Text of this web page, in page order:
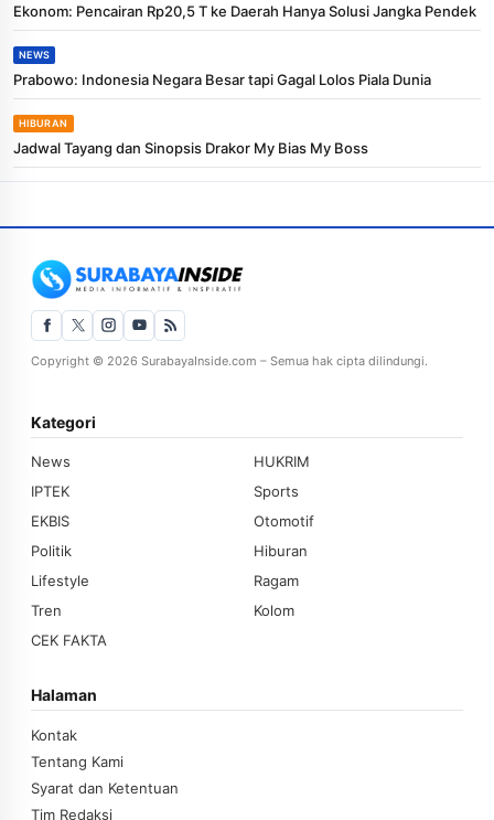
Ekonom: Pencairan Rp20,5 T ke Daerah Hanya Solusi Jangka Pendek
NEWS
Prabowo: Indonesia Negara Besar tapi Gagal Lolos Piala Dunia
HIBURAN
Jadwal Tayang dan Sinopsis Drakor My Bias My Boss
Copyright © 2026 SurabayaInside.com – Semua hak cipta dilindungi.
Kategori
News
HUKRIM
IPTEK
Sports
EKBIS
Otomotif
Politik
Hiburan
Lifestyle
Ragam
Tren
Kolom
CEK FAKTA
Halaman
Kontak
Tentang Kami
Syarat dan Ketentuan
Tim Redaksi